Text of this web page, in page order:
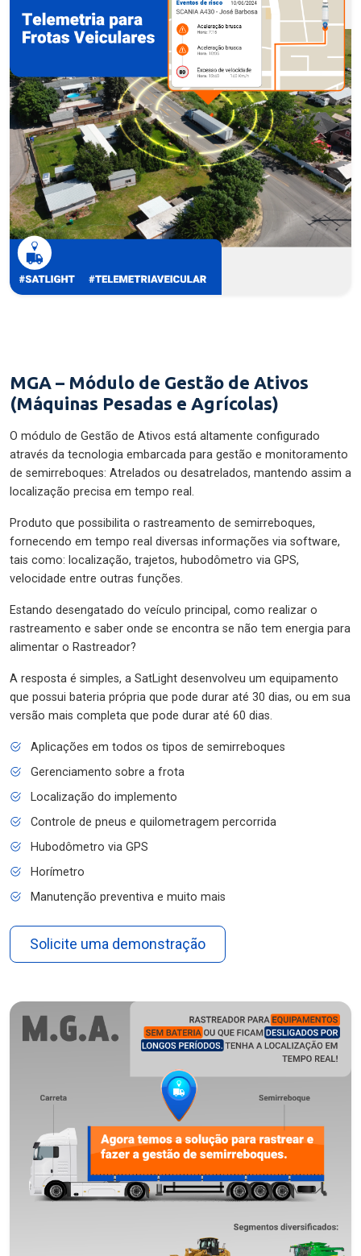
MGA – Módulo de Gestão de Ativos
(Máquinas Pesadas e Agrícolas)
O módulo de Gestão de Ativos está altamente configurado
através da tecnologia embarcada para gestão e monitoramento
de semirreboques: Atrelados ou desatrelados, mantendo assim a
localização precisa em tempo real.
Produto que possibilita o rastreamento de semirreboques,
fornecendo em tempo real diversas informações via software,
tais como: localização, trajetos, hubodômetro via GPS,
velocidade entre outras funções.
Estando desengatado do veículo principal, como realizar o
rastreamento e saber onde se encontra se não tem energia para
alimentar o Rastreador?
A resposta é simples, a SatLight desenvolveu um equipamento
que possui bateria própria que pode durar até 30 dias, ou em sua
versão mais completa que pode durar até 60 dias.
Aplicações em todos os tipos de semirreboques
Gerenciamento sobre a frota
Localização do implemento
Controle de pneus e quilometragem percorrida
Hubodômetro via GPS
Horímetro
Manutenção preventiva e muito mais
Solicite uma demonstração